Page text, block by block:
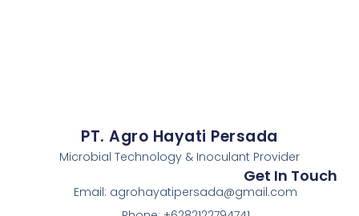
PT. Agro Hayati Persada
Microbial Technology & Inoculant Provider
Get In Touch
Email: agrohayatipersada@gmail.com